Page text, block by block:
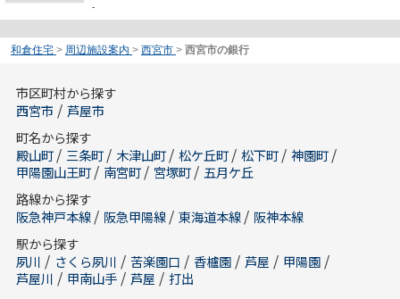
-
和倉住宅 > 周辺施設案内 > 西宮市 > 西宮市の銀行
市区町村から探す
西宮市 / 芦屋市
町名から探す
殿山町/ 三条町/ 木津山町/ 松ケ丘町/ 松下町/ 神園町/
甲陽園山王町/ 南宮町/ 宮塚町/ 五月ケ丘
路線から探す
阪急神戸本線/ 阪急甲陽線/ 東海道本線/ 阪神本線
駅から探す
夙川 / さくら夙川 / 苦楽園口 / 香櫨園 / 芦屋 / 甲陽園 /
芦屋川 / 甲南山手 / 芦屋 / 打出